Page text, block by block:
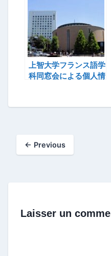
上智大学フランス語学
科同窓会による個人情
← Previous
Laisser un